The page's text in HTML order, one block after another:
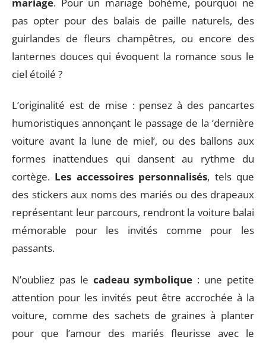
pas opter pour des balais de paille naturels, des
guirlandes de fleurs champêtres, ou encore des
lanternes douces qui évoquent la romance sous le
ciel étoilé ?
L’originalité est de mise : pensez à des pancartes
humoristiques annonçant le passage de la ‘dernière
voiture avant la lune de miel’, ou des ballons aux
formes inattendues qui dansent au rythme du
cortège. Les accessoires personnalisés, tels que
des stickers aux noms des mariés ou des drapeaux
représentant leur parcours, rendront la voiture balai
mémorable pour les invités comme pour les
passants.
N’oubliez pas le cadeau symbolique : une petite
attention pour les invités peut être accrochée à la
voiture, comme des sachets de graines à planter
pour que l’amour des mariés fleurisse avec le